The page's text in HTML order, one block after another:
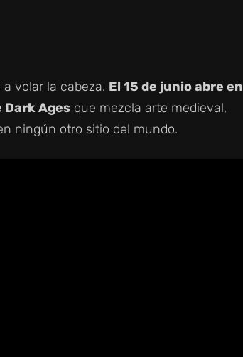
volar la cabeza. El 15 de junio abre en
Dark Ages que mezcla arte medieval,
ningún otro sitio del mundo.